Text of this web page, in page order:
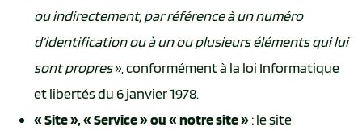
ou indirectement, par référence à un numéro
d’identification ou à un ou plusieurs éléments qui lui
sont propres», conformément à la loi Informatique
et libertés du 6 janvier 1978.
« Site »,« Service » ou « notre site »: le site